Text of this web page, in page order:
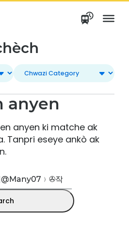
anyen
anyen ki matche ak
Tanpri eseye ankò ak